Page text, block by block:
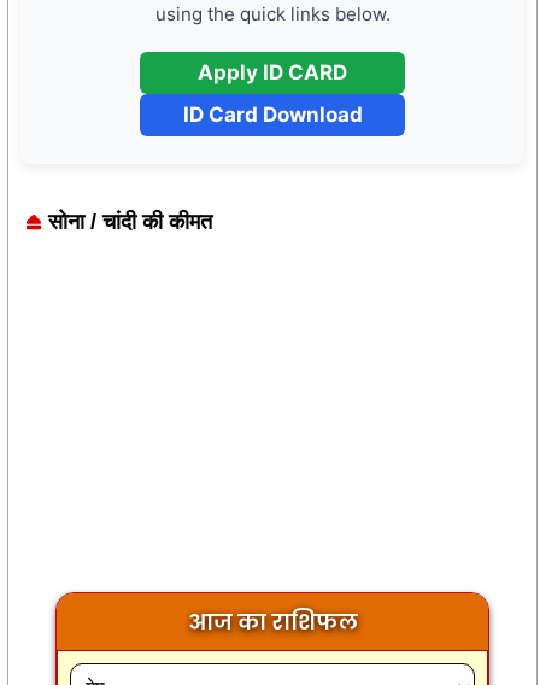
using the quick links below.
Apply ID CARD
ID Card Download
सोना / चांदी की कीमत
आज का राशिफल